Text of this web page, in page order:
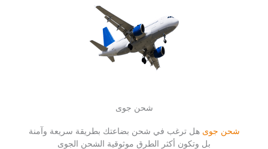
شحن جوى
شحن جوى هل ترغب في شحن بضاعتك بطريقة سريعة وآمنة
بل وتكون أكثر الطرق موثوقية الشحن الجوى